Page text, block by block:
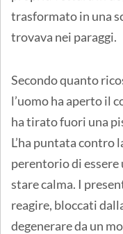
trasformato in una
trovava nei paraggi.
Secondo quanto
l’uomo ha aperto il
ha tirato fuori una
L’ha puntata contro
perentorio di
stare calma. I
reagire, bloccati
degenerare da un